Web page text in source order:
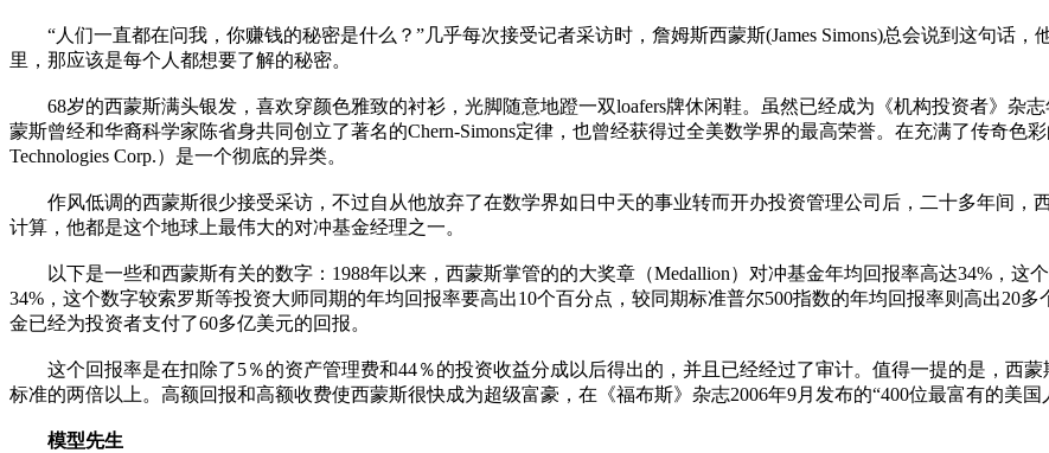
“人们一直都在问我，你赚钱的秘密是什么？”几乎每次接受记者采访时，詹姆斯西蒙斯(James Simons)总会说到这句话，
里，那应该是每个人都想要了解的秘密。
68岁的西蒙斯满头银发，喜欢穿颜色雅致的衬衫，光脚随意地蹬一双loafers牌休闲鞋。虽然已经成为《机构投资者》杂
蒙斯曾经和华裔科学家陈省身共同创立了著名的Chern-Simons定律，也曾经获得过全美数学界的最高荣誉。在充满了传奇色
Technologies Corp.）是一个彻底的异类。
作风低调的西蒙斯很少接受采访，不过自从他放弃了在数学界如日中天的事业转而开办投资管理公司后，二十多年间，
计算，他都是这个地球上最伟大的对冲基金经理之一。
以下是一些和西蒙斯有关的数字：1988年以来，西蒙斯掌管的的大奖章（Medallion）对冲基金年均回报率高达34%，这
34%，这个数字较索罗斯等投资大师同期的年均回报率要高出10个百分点，较同期标准普尔500指数的年均回报率则高出20
金已经为投资者支付了60多亿美元的回报。
这个回报率是在扣除了5％的资产管理费和44％的投资收益分成以后得出的，并且已经经过了审计。值得一提的是，西
标准的两倍以上。高额回报和高额收费使西蒙斯很快成为超级富豪，在《福布斯》杂志2006年9月发布的“400位最富有的美
模型先生